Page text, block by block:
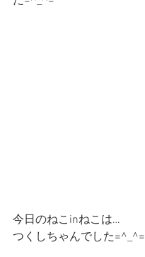
今日のねこinねこは…
つくしちゃんでした=^_^=